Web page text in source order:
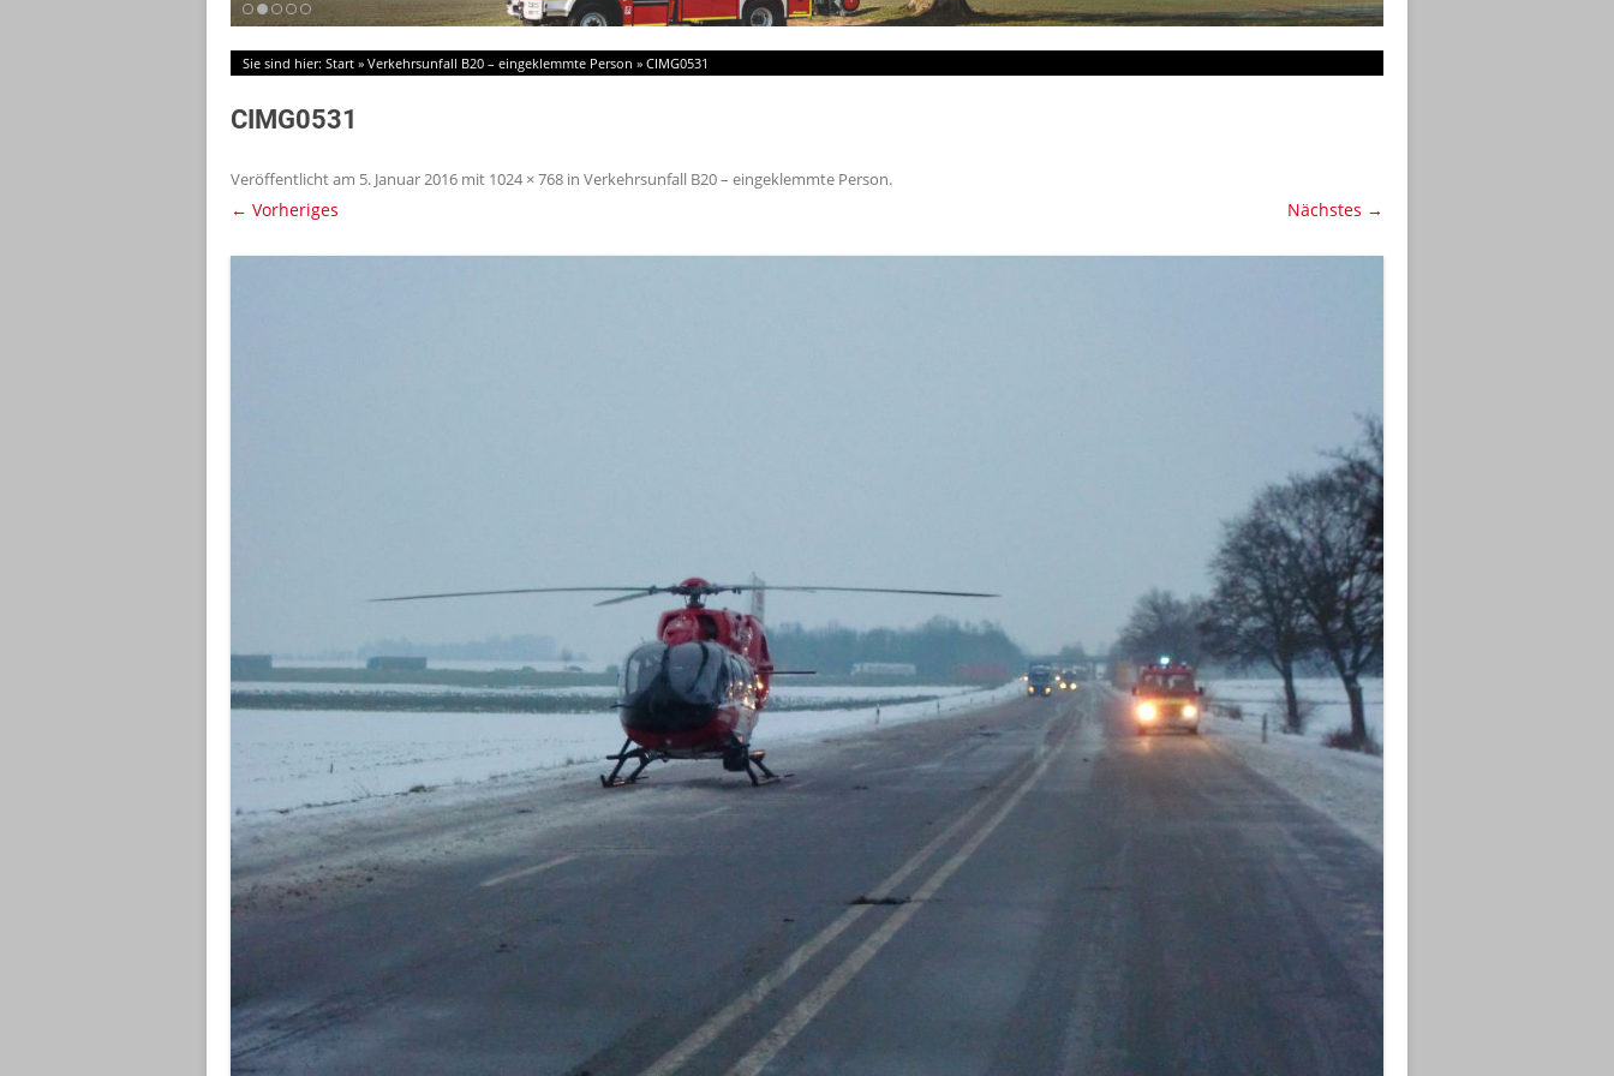
Sie sind hier: Start » Verkehrsunfall B20 – eingeklemmte Person » CIMG0531
CIMG0531
Veröffentlicht am 5. Januar 2016 mit 1024 × 768 in Verkehrsunfall B20 – eingeklemmte Person.
← Vorheriges Nächstes →